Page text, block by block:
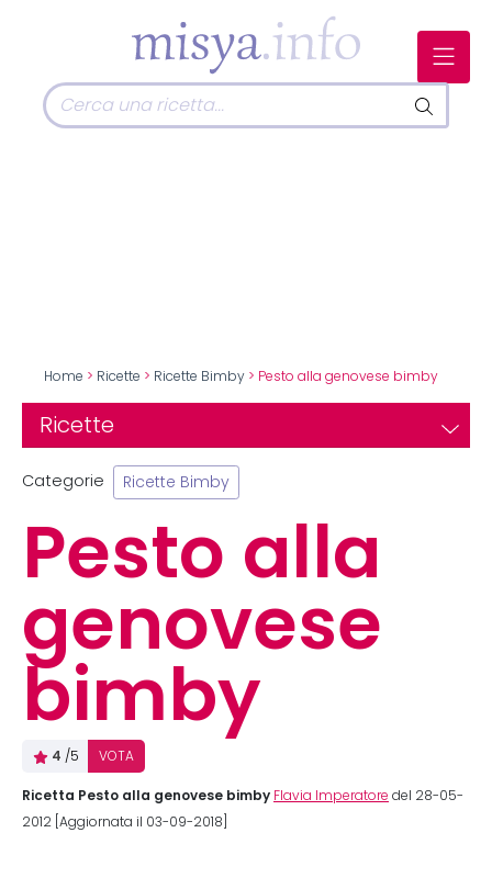
Home > Ricette > Ricette Bimby > Pesto alla genovese bimby
Ricette
Categorie Ricette Bimby
Pesto alla
genovese
bimby
4 /5 VOTA
Ricetta Pesto alla genovese bimby Flavia Imperatore del 28-05-
2012 [Aggiornata il 03-09-2018]